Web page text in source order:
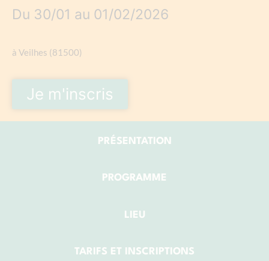
Du 30/01 au 01/02/2026
à Veilhes (81500)
Je m'inscris
PRÉSENTATION
PROGRAMME
LIEU
TARIFS ET INSCRIPTIONS